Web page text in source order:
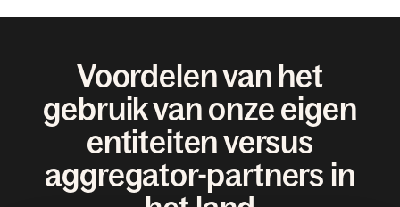
Voordelen van het
gebruik van onze eigen
entiteiten versus
aggregator-partners in